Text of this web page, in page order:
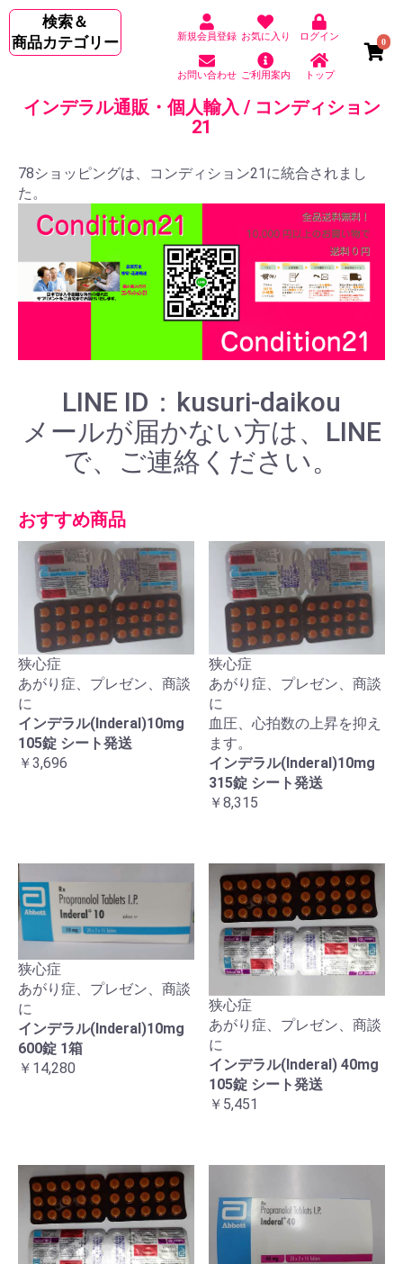
検索＆
商品カテゴリー
新規会員登録 お気に入り ログイン
お問い合わせ ご利用案内 トップ
0
インデラル通販・個人輸入 / コンディション
21
78ショッピングは、コンディション21に統合されまし
た。
LINE ID：kusuri-daikou
メールが届かない方は、LINE
で、ご連絡ください。
おすすめ商品
狭心症
あがり症、プレゼン、商談
に
インデラル(Inderal)10mg
105錠 シート発送
￥3,696
狭心症
あがり症、プレゼン、商談
に
血圧、心拍数の上昇を抑え
ます。
インデラル(Inderal)10mg
315錠 シート発送
￥8,315
狭心症
あがり症、プレゼン、商談
に
インデラル(Inderal)10mg
600錠 1箱
￥14,280
狭心症
あがり症、プレゼン、商談
に
インデラル(Inderal) 40mg
105錠 シート発送
￥5,451